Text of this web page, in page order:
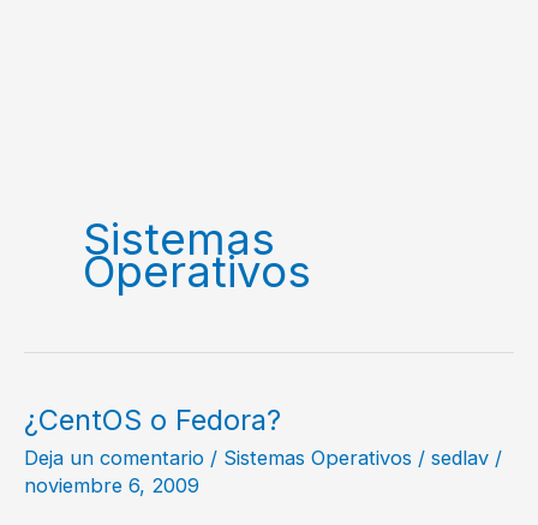
Sistemas
Operativos
¿CentOS o Fedora?
Deja un comentario / Sistemas Operativos / sedlav /
noviembre 6, 2009